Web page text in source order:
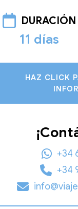
DURACIÓN
11 días
HAZ CLICK
+34
+34